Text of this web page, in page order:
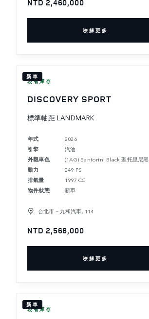
NTD 2,460,000
暸解更多
新車
現有庫存
DISCOVERY SPORT
標準軸距 LANDMARK
年式
2026
引擎
汽油
外觀車色
(1AG) Santorini Black 聖托里尼黑
動力
249 PS
排氣量
1997 CC
物件狀態
新車
台北市－九和汽車, 114
NTD 2,568,000
暸解更多
新車
現有庫存